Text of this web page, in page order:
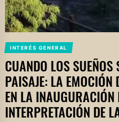
INTERÉS GENERAL
CUANDO LOS SUEÑOS
PAISAJE: LA
EN LA INAUGURACIÓN
INTERPRETACIÓN DE